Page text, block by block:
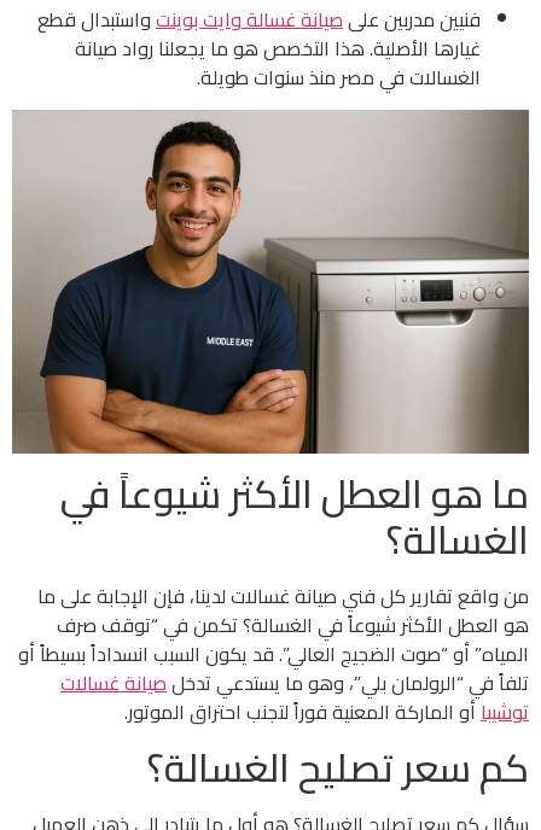
فنيين مدربين علىصيانة غسالة وايت بوينتواستبدال قطع
غيارها الأصلية. هذا التخصص هو ما يجعلنا رواد صيانة
الغسالات في مصر منذ سنوات طويلة.
ما هو العطل الأكثر شيوعاً في
الغسالة؟
من واقع تقارير كل فني صيانة غسالات لدينا، فإن الإجابة على ما
هو العطل الأكثر شيوعاً في الغسالة؟ تكمن في “توقف صرف
المياه” أو “صوت الضجيج العالي”. قد يكون السبب انسداداً بسيطاً أو
تلفاً في “الرولمان بلي”، وهو ما يستدعي تدخلصيانة غسالات
توشيباأو الماركة المعنية فوراً لتجنب احتراق الموتور.
كم سعر تصليح الغسالة؟